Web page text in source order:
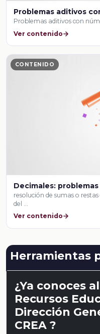
Problemas aditivos
Problemas aditivos con
Ver contenido
CONTENIDO
Decimales:
resolución de sumas o
del …
Ver contenido
Herramientas
¿Ya conoces
Recursos
Dirección
CREA ?